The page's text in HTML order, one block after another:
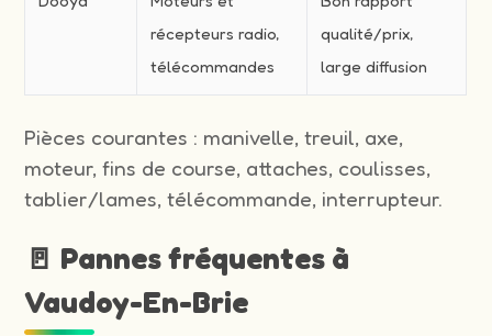
récepteurs radio,
télécommandes
qualité/prix,
large diffusion
Pièces courantes : manivelle, treuil, axe,
moteur, fins de course, attaches, coulisses,
tablier/lames, télécommande, interrupteur.
🚪 Pannes fréquentes à
Vaudoy-En-Brie